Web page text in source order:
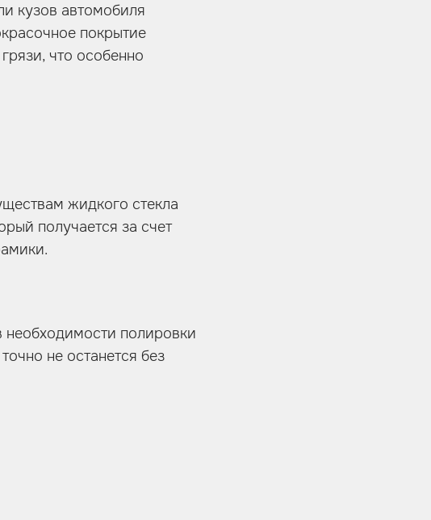
кузов автомобиля
покрытие
что особенно
жидкого стекла
получается за счет
необходимости полировки
не останется без